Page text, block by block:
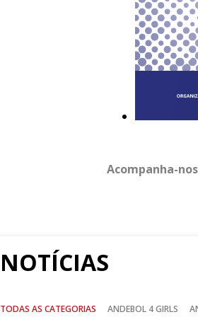
Acompanha-
NOTÍCIAS
TODAS AS CATEGORIAS ANDEBOL 4 GIRLS